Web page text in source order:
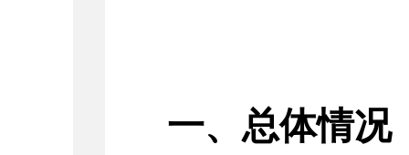
一、总体情况